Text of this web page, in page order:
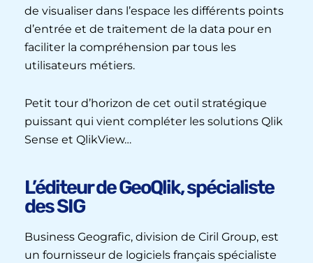
de visualiser dans l’espace les différents points
d’entrée et de traitement de la data pour en
faciliter la compréhension par tous les
utilisateurs métiers.
Petit tour d’horizon de cet outil stratégique
puissant qui vient compléter les solutions Qlik
Sense et QlikView…
L’éditeur de GeoQlik, spécialiste
des SIG
Business Geografic, division de Ciril Group, est
un fournisseur de logiciels français spécialiste